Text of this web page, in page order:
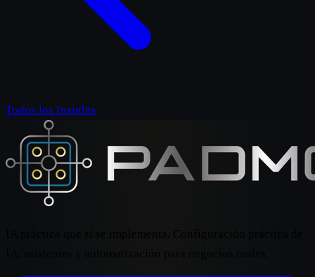
Todos los Insights